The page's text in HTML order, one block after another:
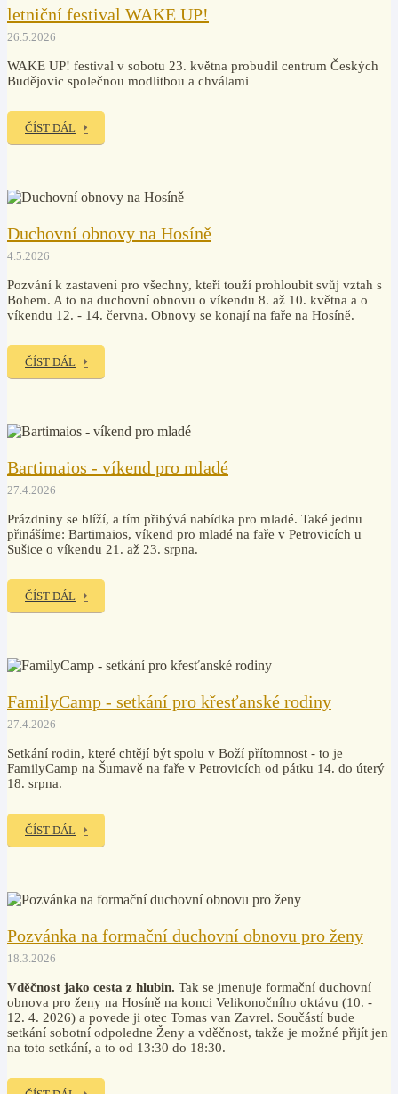
letniční festival WAKE UP!
26.5.2026
WAKE UP! festival v sobotu 23. května probudil centrum Českých
Budějovic společnou modlitbou a chválami
ČÍST DÁL
Duchovní obnovy na Hosíně
4.5.2026
Pozvání k zastavení pro všechny, kteří touží prohloubit svůj vztah s
Bohem. A to na duchovní obnovu o víkendu 8. až 10. května a o
víkendu 12. - 14. června. Obnovy se konají na faře na Hosíně.
ČÍST DÁL
Bartimaios - víkend pro mladé
27.4.2026
Prázdniny se blíží, a tím přibývá nabídka pro mladé. Také jednu
přinášíme: Bartimaios, víkend pro mladé na faře v Petrovicích u
Sušice o víkendu 21. až 23. srpna.
ČÍST DÁL
FamilyCamp - setkání pro křesťanské rodiny
27.4.2026
Setkání rodin, které chtějí být spolu v Boží přítomnost - to je
FamilyCamp na Šumavě na faře v Petrovicích od pátku 14. do úterý
18. srpna.
ČÍST DÁL
Pozvánka na formační duchovní obnovu pro ženy
18.3.2026
Vděčnost jako cesta z hlubin. Tak se jmenuje formační duchovní
obnova pro ženy na Hosíně na konci Velikonočního oktávu (10. -
12. 4. 2026) a povede ji otec Tomas van Zavrel. Součástí bude
setkání sobotní odpoledne Ženy a vděčnost, takže je možné přijít jen
na toto setkání, a to od 13:30 do 18:30.